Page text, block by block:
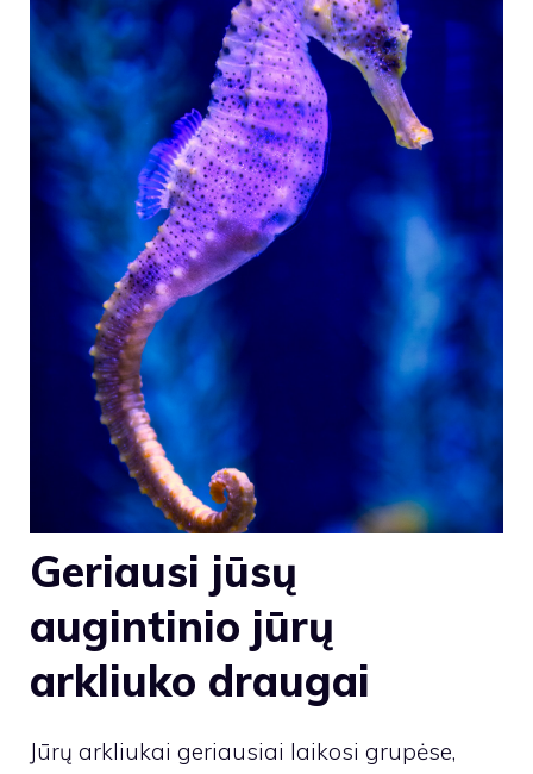
Geriausi jūsų
augintinio jūrų
arkliuko draugai
Jūrų arkliukai geriausiai laikosi grupėse,